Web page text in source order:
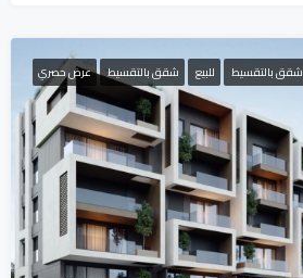
شقق بالتقسيط للبيع شقق بالتقسيط عرض حصري